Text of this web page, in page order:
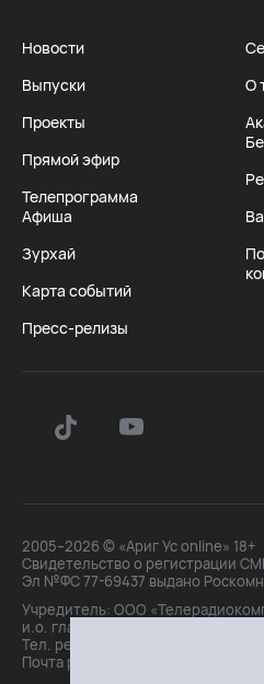
Новости
Выпуски
Проекты
Прямой эфир
Телепрограмма
Афиша
Зурхай
Карта событий
Пресс-релизы
О
2005–2026 © «Ариг Ус online» 18+
Свидетельство о регистрации
Эл №ФС 77-69437 выдано
Учредитель: ООО
и.о. главного редактора:
Тел. peдakции: +7(3012)21-30-14,
Почта peдakции: editor@arigus.tv